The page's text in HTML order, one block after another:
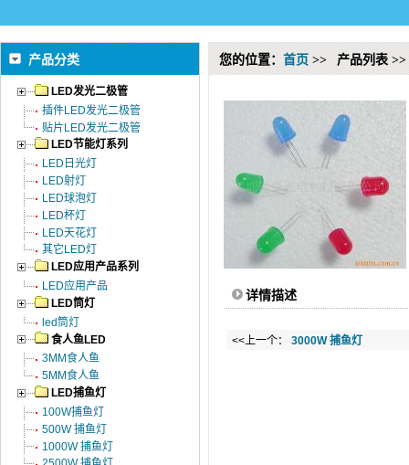
产品分类
LED发光二极管
插件LED发光二极管
贴片LED发光二极管
LED节能灯系列
LED日光灯
LED射灯
LED球泡灯
LED杯灯
LED天花灯
其它LED灯
LED应用产品系列
LED应用产品
LED筒灯
led筒灯
食人鱼LED
3MM食人鱼
5MM食人鱼
LED捕鱼灯
100W捕鱼灯
500W 捕鱼灯
1000W 捕鱼灯
您的位置： 首页 >> 产品列表
详情描述
<<上一个： 3000W 捕鱼灯